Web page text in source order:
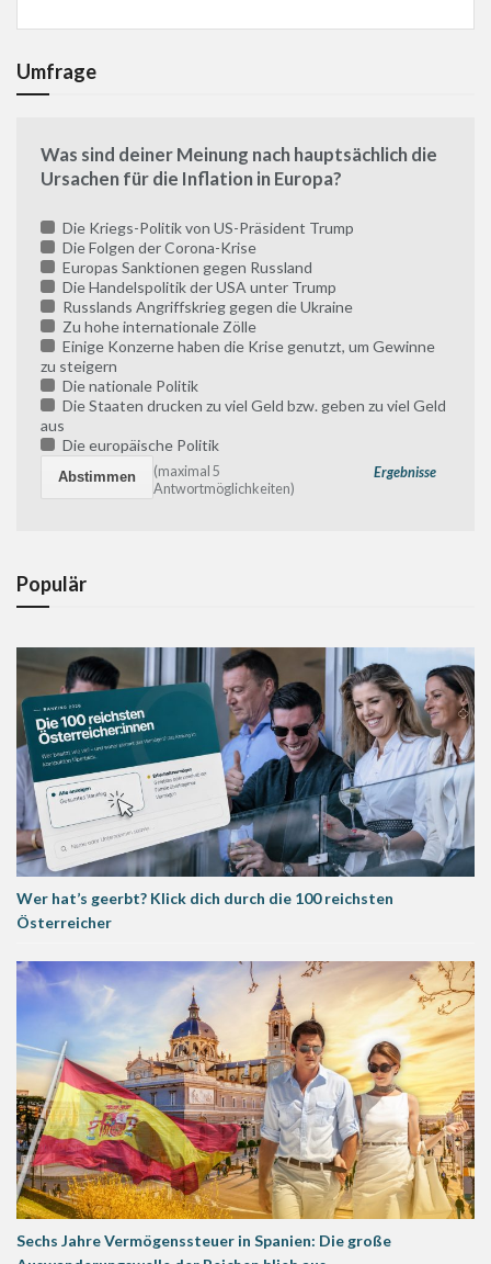
Umfrage
Was sind deiner Meinung nach hauptsächlich die
Ursachen für die Inflation in Europa?
Die Kriegs-Politik von US-Präsident Trump
Die Folgen der Corona-Krise
Europas Sanktionen gegen Russland
Die Handelspolitik der USA unter Trump
Russlands Angriffskrieg gegen die Ukraine
Zu hohe internationale Zölle
Einige Konzerne haben die Krise genutzt, um Gewinne
zu steigern
Die nationale Politik
Die Staaten drucken zu viel Geld bzw. geben zu viel Geld
aus
Die europäische Politik
Ergebnisse
(maximal 5
Antwortmöglichkeiten)
Populär
Wer hat’s geerbt? Klick dich durch die 100 reichsten
Österreicher
Sechs Jahre Vermögenssteuer in Spanien: Die große